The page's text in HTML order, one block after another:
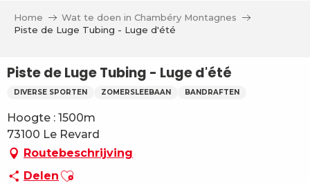
Home
Wat te doen in Chambéry Montagnes
Piste de Luge Tubing - Luge d'été
Piste de Luge Tubing - Luge d'été
DIVERSE SPORTEN ZOMERSLEEBAAN BANDRAFTEN
Hoogte : 1500m
73100 Le Revard
Routebeschrijving
Delen Ajouter aux favoris